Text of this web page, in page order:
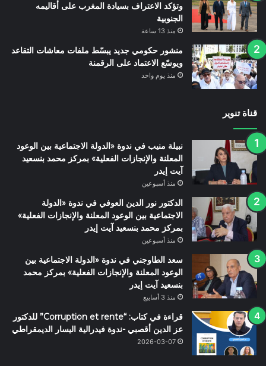
وتؤكد الاعتراف بسيادة المغرب على أقاليمه
الجنوبية
منذ 13 ساعة
منشور حكومي جديد يبسّط ملفات معاشات التقاعد
ويوسّع الاعتماد على الرقمنة
منذ يوم واحد
قناة تنوير
نبيلة منيب في ندوة «الدولة الاجتماعية بين الوعود
المعلنة والإنجازات الفعلية» بمركز محمد بنسعيد
آيت إيدر
منذ أسبوعين
الدكتور نور الدين العوفي في ندوة «الدولة
الاجتماعية بين الوعود المعلنة والإنجازات الفعلية»
بمركز محمد بنسعيد آيت إيدر
منذ أسبوعين
سعد الطاوجني في ندوة «الدولة الاجتماعية بين
الوعود المعلنة والإنجازات الفعلية» بمركز محمد
بنسعيد آيت إيدر
منذ 3 أسابيع
قراءة في كتاب: “Corruption et rente” للدكتور
عز الدين أقصبي -ندوة فيدرالية اليسار الديمقراطي
2026-03-07